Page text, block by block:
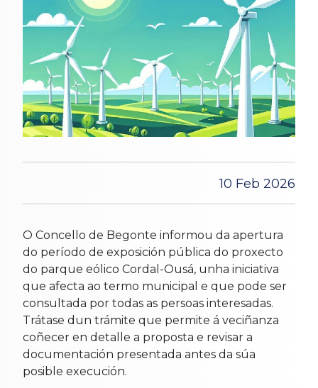
10 Feb 2026
O Concello de Begonte informou da apertura
do período de exposición pública do proxecto
do parque eólico Cordal-Ousá, unha iniciativa
que afecta ao termo municipal e que pode ser
consultada por todas as persoas interesadas.
Trátase dun trámite que permite á veciñanza
coñecer en detalle a proposta e revisar a
documentación presentada antes da súa
posible execución.